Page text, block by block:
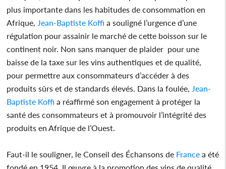
plus importante dans les habitudes de consommation en
Afrique, Jean-Baptiste Koffi a souligné l’urgence d’une
régulation pour assainir le marché de cette boisson sur le
continent noir. Non sans manquer de plaider pour une
baisse de la taxe sur les vins authentiques et de qualité,
pour permettre aux consommateurs d’accéder à des
produits sûrs et de standards élevés. Dans la foulée, Jean-
Baptiste Koffi a réaffirmé son engagement à protéger la
santé des consommateurs et à promouvoir l’intégrité des
produits en Afrique de l’Ouest.
Faut-il le souligner, le Conseil des Échansons de France a été